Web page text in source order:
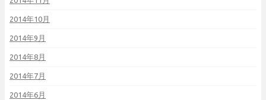
2014年10月
2014年9月
2014年8月
2014年7月
2014年6月